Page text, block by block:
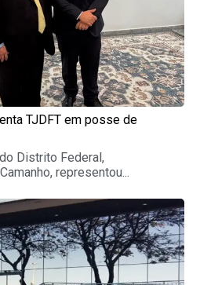
TJDFT em posse de
Distrito Federal,
representou...